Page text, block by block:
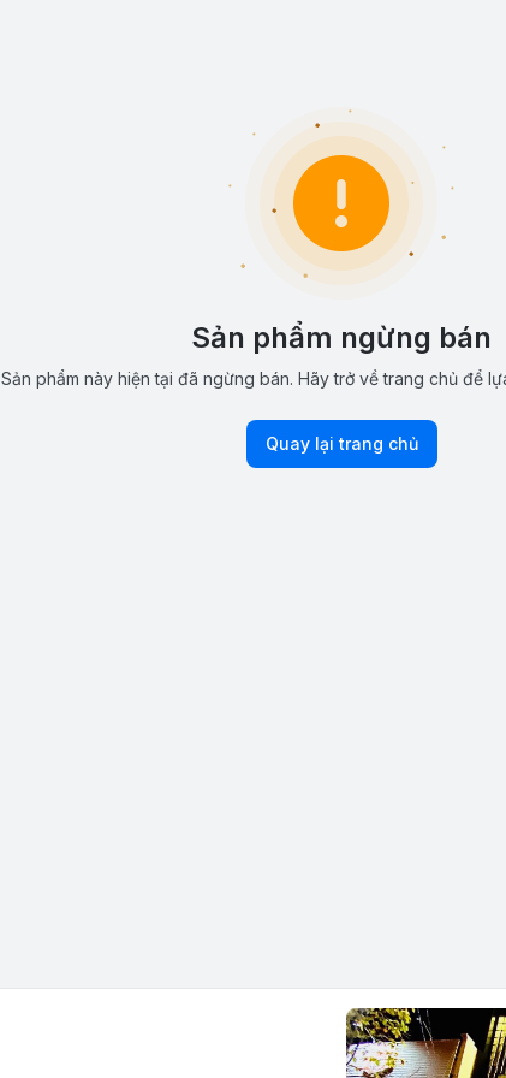
Sản phẩm ngừng bán
Sản phẩm này hiện tại đã ngừng bán. Hãy trở về trang chủ để
Quay lại trang chủ